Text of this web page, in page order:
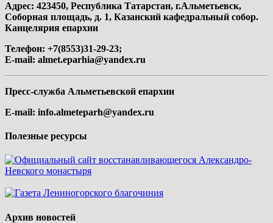
Адрес: 423450, Республика Татарстан, г.Альметьевск,
Соборная площадь, д. 1, Казанский кафедральный собор.
Канцелярия епархии
Телефон: +7(8553)31-29-23;
E-mail: almet.eparhia@yandex.ru
Пресс-служба Альметьевской епархии
E-mail: info.almeteparh@yandex.ru
Полезные ресурсы
Архив новостей